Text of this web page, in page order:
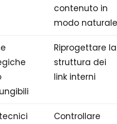
contenuto in
modo
Riprogettare la
struttura dei
link interni
Controllare